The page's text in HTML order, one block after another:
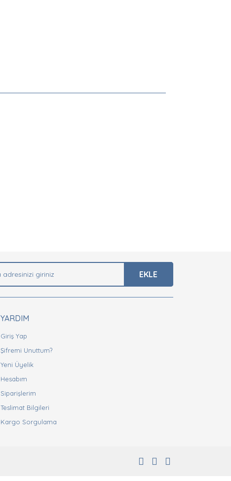
EKLE
YARDIM
Giriş Yap
Şifremi Unuttum?
Yeni Üyelik
Hesabım
Siparişlerim
Teslimat Bilgileri
Kargo Sorgulama